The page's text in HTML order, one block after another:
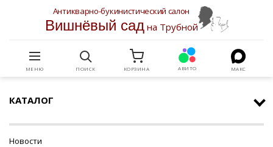
Антикварно-букинистический салон
Вишнёвый садна Трубной
МЕНЮ ПОИСК КОРЗИНА АВИТО МАКС
КАТАЛОГ
Новости